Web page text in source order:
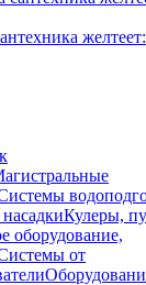
Кулеры,
оборудование,
от